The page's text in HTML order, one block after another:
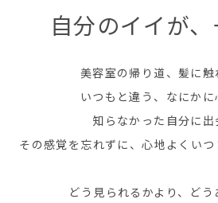
自分のイイが
美容室の帰り道、髪に
いつもと違う、なにかに
知らなかった自分に出
その感覚を忘れずに、心地よくいつ
どう見られるかより、どう